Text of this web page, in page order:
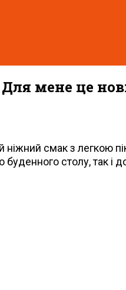
мене це
смак з легкою
столу, так і